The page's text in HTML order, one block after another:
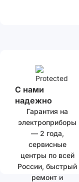
С нами
надежно
Гарантия на
электроприборы
— 2 года,
сервисные
центры по всей
России, быстрый
ремонт и